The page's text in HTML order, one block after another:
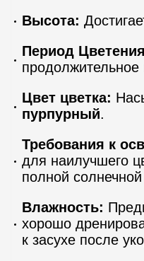
Высота:
Период
продолжительное
Цвет цветка:
пурпурный.
Требования к
для наилучшего
полной солнечной
Влажность:
хорошо
к засухе после